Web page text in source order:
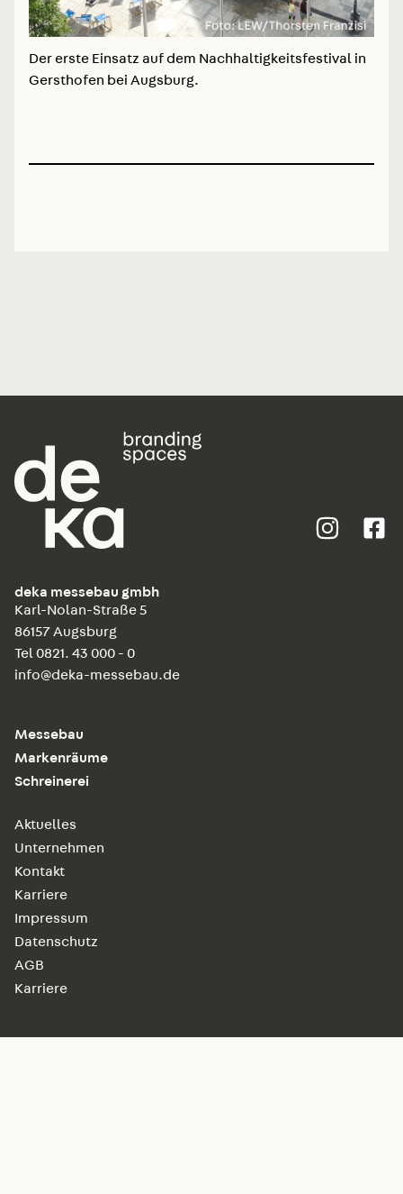
Der erste Einsatz auf dem Nachhaltigkeitsfestival in
Gersthofen bei Augsburg.
deka messebau gmbh
Karl-Nolan-Straße 5
86157 Augsburg
Tel 0821. 43 000 - 0
info@deka-messebau.de
Messebau
Markenräume
Schreinerei
Aktuelles
Unternehmen
Kontakt
Karriere
Impressum
Datenschutz
AGB
Karriere